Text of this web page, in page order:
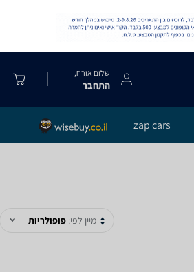
שלום אורח,
התחבר
zap cars
מיין לפי: פופולריות